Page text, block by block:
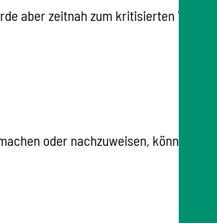
aber zeitnah zum kritisierten
oder nachzuweisen, können